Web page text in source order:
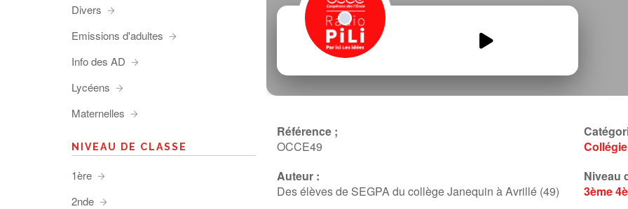
avrille-PlatO-mixe.mp3
Référence ;
OCCE49
Auteur :
Des élèves de SEGPA du collège Janequin à Avrillé (49)
Niveau
3ème
Divers
Emissions d'adultes
Info des AD
Lycéens
Maternelles
NIVEAU DE CLASSE
1ère
2nde